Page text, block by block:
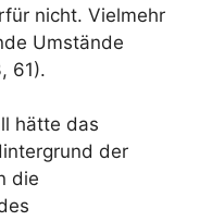
nicht. Vielmehr
Umstände
61).
hätte das
der
die